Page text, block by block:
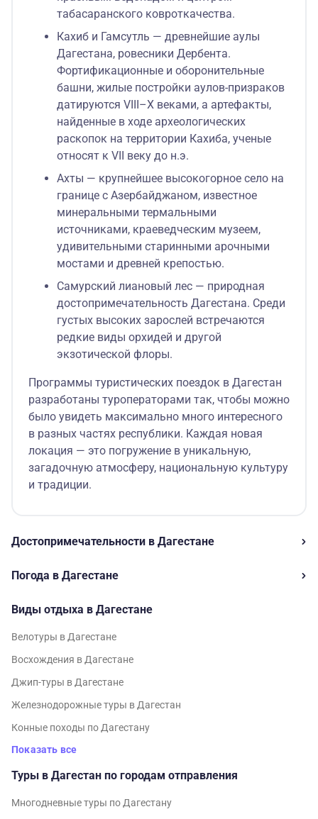
табасаранского ковроткачества.
Кахиб и Гамсутль — древнейшие аулы
Дагестана, ровесники Дербента.
Фортификационные и оборонительные
башни, жилые постройки аулов-призраков
датируются VIII–X веками, а артефакты,
найденные в ходе археологических
раскопок на территории Кахиба, ученые
относят к VII веку до н.э.
Ахты — крупнейшее высокогорное село на
границе с Азербайджаном, известное
минеральными термальными
источниками, краеведческим музеем,
удивительными старинными арочными
мостами и древней крепостью.
Самурский лиановый лес — природная
достопримечательность Дагестана. Среди
густых высоких зарослей встречаются
редкие виды орхидей и другой
экзотической флоры.
Программы туристических поездок в Дагестан
разработаны туроператорами так, чтобы можно
было увидеть максимально много интересного
в разных частях республики. Каждая новая
локация — это погружение в уникальную,
загадочную атмосферу, национальную культуру
и традиции.
Достопримечательности в Дагестане
Погода в Дагестане
Виды отдыха в Дагестане
Велотуры в Дагестане
Восхождения в Дагестане
Джип-туры в Дагестане
Железнодорожные туры в Дагестан
Конные походы по Дагестану
Показать все
Туры в Дагестан по городам отправления
Многодневные туры по Дагестану